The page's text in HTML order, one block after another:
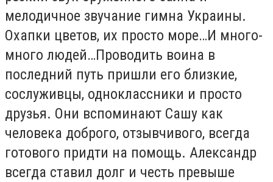
мелодичное звучание гимна Украины.
Охапки цветов, их просто море…И много-
много людей…Проводить воина в
последний путь пришли его близкие,
сослуживцы, одноклассники и просто
друзья. Они вспоминают Сашу как
человека доброго, отзывчивого, всегда
готового придти на помощь. Александр
всегда ставил долг и честь превыше